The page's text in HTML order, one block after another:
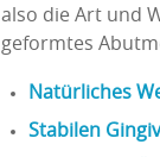
also die Art und
geformtes
Natürliches
Stabilen